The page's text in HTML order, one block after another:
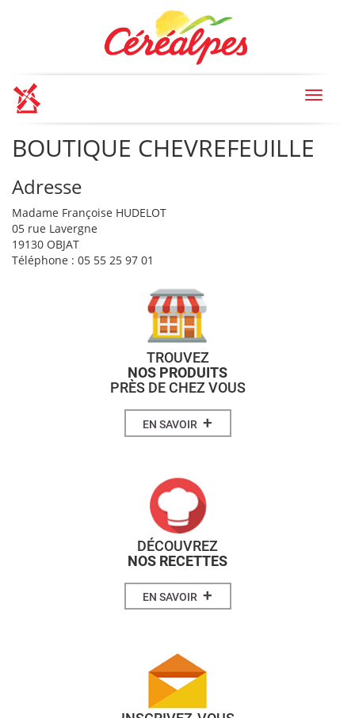
Toggle
BOUTIQUE CHEVREFEUILLE
Adresse
Madame Françoise HUDELOT
05 rue Lavergne
19130 OBJAT
Téléphone : 05 55 25 97 01
TROUVEZ
NOS PRODUITS
PRÈS DE CHEZ VOUS
EN SAVOIR +
DÉCOUVREZ
NOS RECETTES
EN SAVOIR +